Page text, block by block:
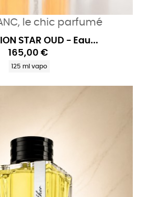
le chic parfumé
STAR OUD - Eau...
165,00 €
125 ml vapo